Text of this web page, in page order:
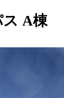
A棟